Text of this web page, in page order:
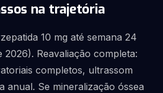
na trajetória
10 mg até semana 24
2026). Reavaliação completa:
completos, ultrassom
anual. Se mineralização óssea